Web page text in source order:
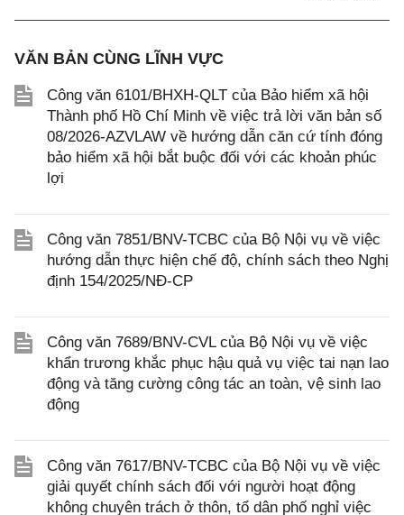
VĂN BẢN CÙNG LĨNH VỰC
Công văn 6101/BHXH-QLT của Bảo hiểm xã hội
Thành phố Hồ Chí Minh về việc trả lời văn bản số
08/2026-AZVLAW về hướng dẫn căn cứ tính đóng
bảo hiểm xã hội bắt buộc đối với các khoản phúc
lợi
Công văn 7851/BNV-TCBC của Bộ Nội vụ về việc
hướng dẫn thực hiện chế độ, chính sách theo Nghị
định 154/2025/NĐ-CP
Công văn 7689/BNV-CVL của Bộ Nội vụ về việc
khẩn trương khắc phục hậu quả vụ việc tai nạn lao
động và tăng cường công tác an toàn, vệ sinh lao
động
Công văn 7617/BNV-TCBC của Bộ Nội vụ về việc
giải quyết chính sách đối với người hoạt động
không chuyên trách ở thôn, tổ dân phố nghỉ việc